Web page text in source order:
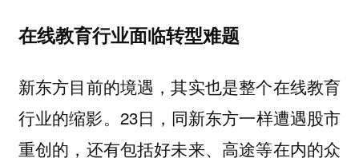
在线教育行业面临转型难题
新东方目前的境遇，其实也是整个在线教育
行业的缩影。23日，同新东方一样遭遇股市
重创的，还有包括好未来、高途等在内的众